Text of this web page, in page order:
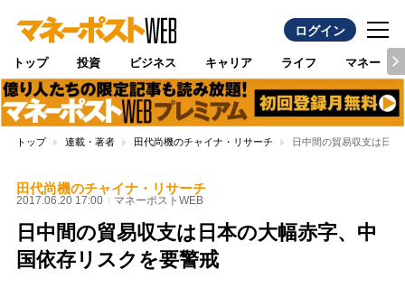
ログイン
トップ 投資 ビジネス キャリア ライフ マネー
トップ 連載・著者 田代尚機のチャイナ・リサーチ 日中間の貿易収支は日
田代尚機のチャイナ・リサーチ
2017.06.20 17:00 マネーポストWEB
日中間の貿易収支は日本の大幅赤字、中
国依存リスクを要警戒